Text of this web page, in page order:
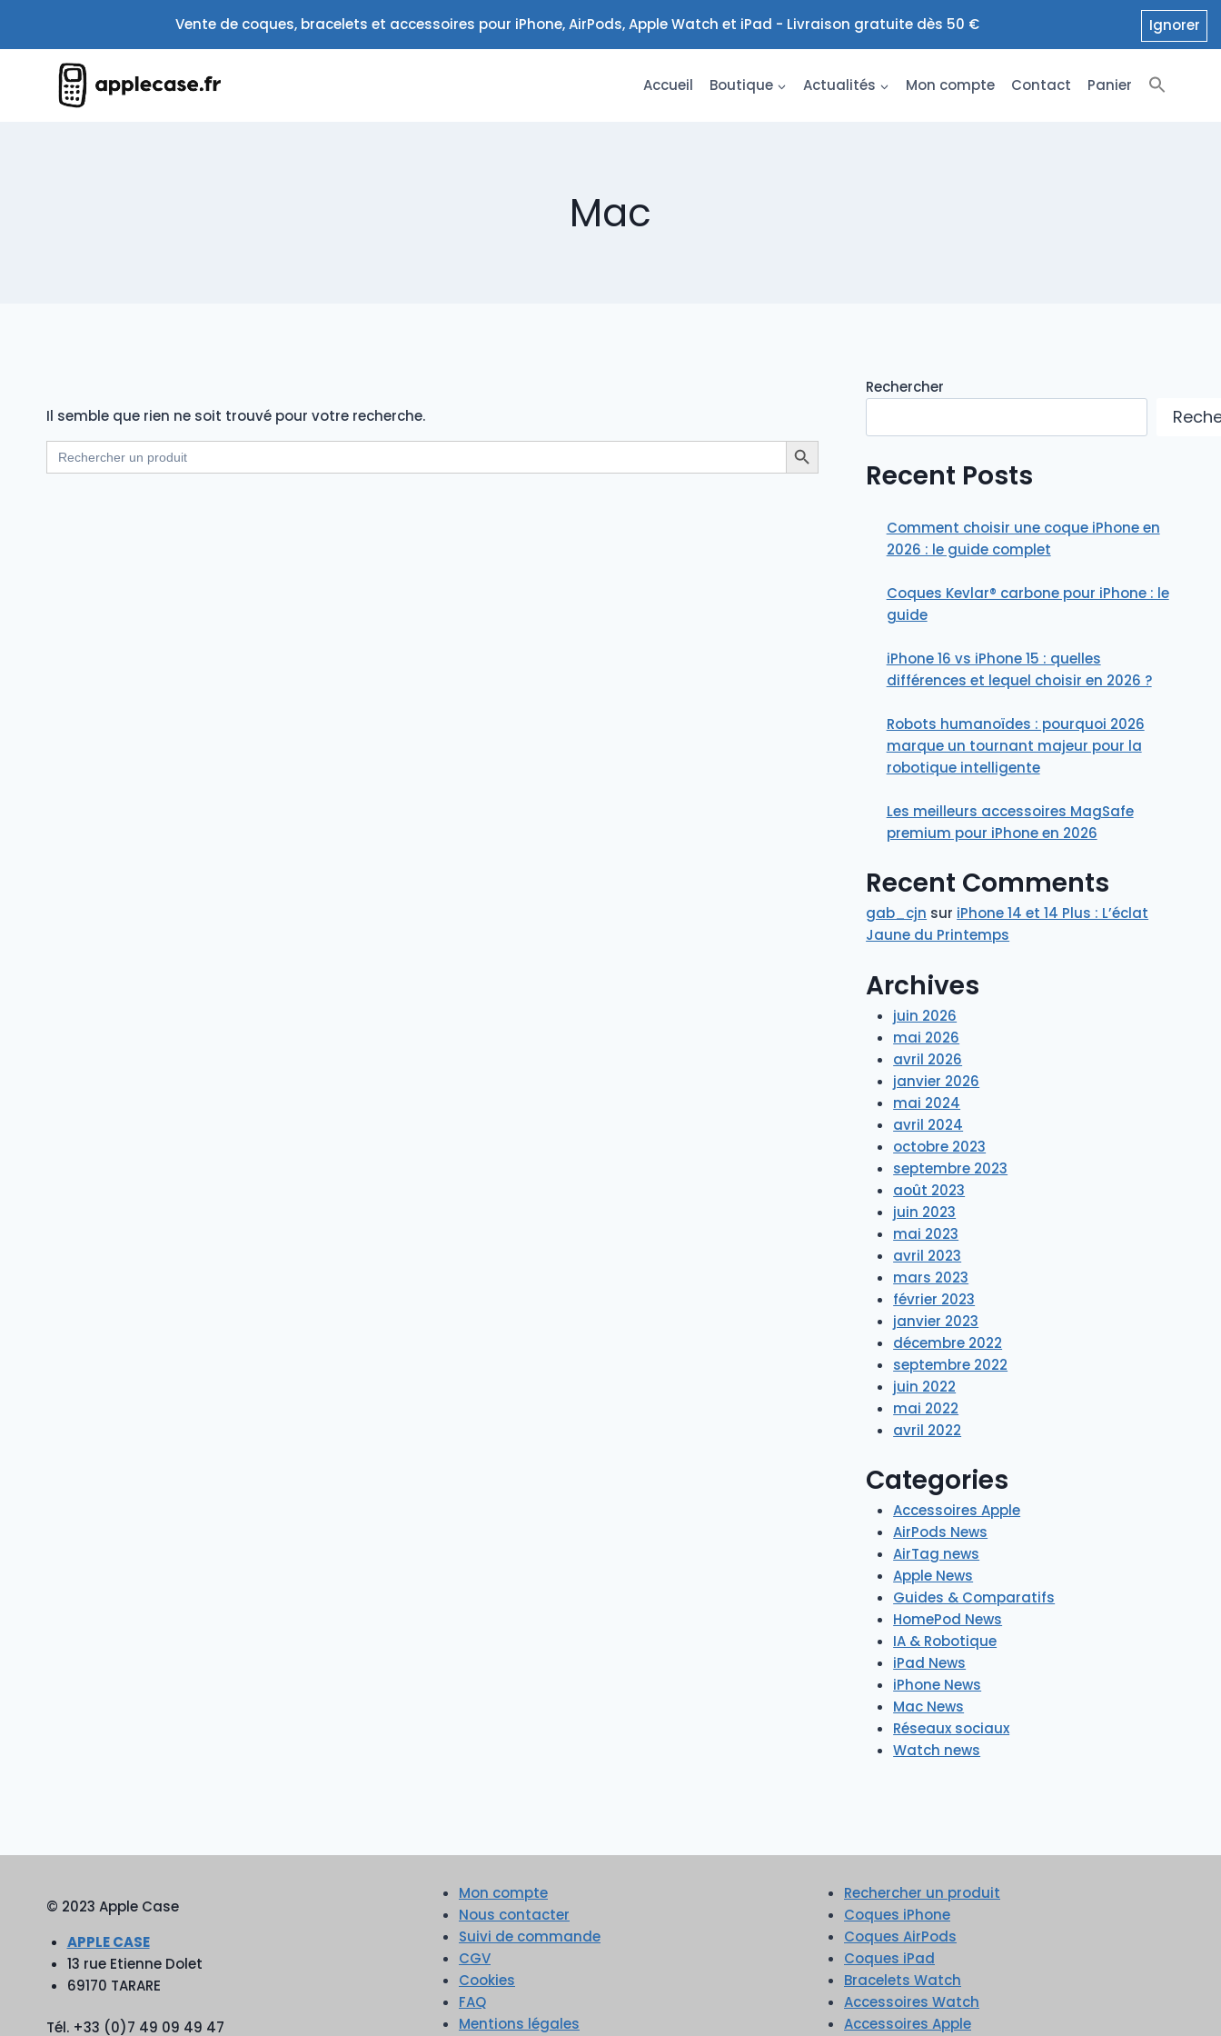
contenu
Vente de coques, bracelets et accessoires pour iPhone, AirPods, Apple Watch et iPad - Livraison gratuite dès 50 € Ignorer
Accueil Boutique Actualités Mon compte Contact Panier
Mac
Il semble que rien ne soit trouvé pour votre recherche.
Search
for:
Search Button
Rechercher
Recent Posts
Comment choisir une coque iPhone en
2026 : le guide complet
Coques Kevlar® carbone pour iPhone : le
guide
iPhone 16 vs iPhone 15 : quelles
différences et lequel choisir en 2026 ?
Robots humanoïdes : pourquoi 2026
marque un tournant majeur pour la
robotique intelligente
Les meilleurs accessoires MagSafe
premium pour iPhone en 2026
Recent Comments
gab_cjn sur iPhone 14 et 14 Plus : L’éclat
Jaune du Printemps
Archives
juin 2026
mai 2026
avril 2026
janvier 2026
mai 2024
avril 2024
octobre 2023
septembre 2023
août 2023
juin 2023
mai 2023
avril 2023
mars 2023
février 2023
janvier 2023
décembre 2022
septembre 2022
juin 2022
mai 2022
avril 2022
Categories
Accessoires Apple
AirPods News
AirTag news
Apple News
Guides & Comparatifs
HomePod News
IA & Robotique
iPad News
iPhone News
Mac News
Réseaux sociaux
Watch news
© 2023 Apple Case
APPLE CASE
13 rue Etienne Dolet
69170 TARARE
Tél. +33 (0)7 49 09 49 47
Mon compte
Nous contacter
Suivi de commande
CGV
Cookies
FAQ
Mentions légales
Rechercher un produit
Coques iPhone
Coques AirPods
Coques iPad
Bracelets Watch
Accessoires Watch
Accessoires Apple